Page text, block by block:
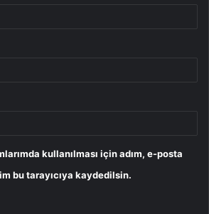
kullanılması için adım, e-posta
bu tarayıcıya kaydedilsin.